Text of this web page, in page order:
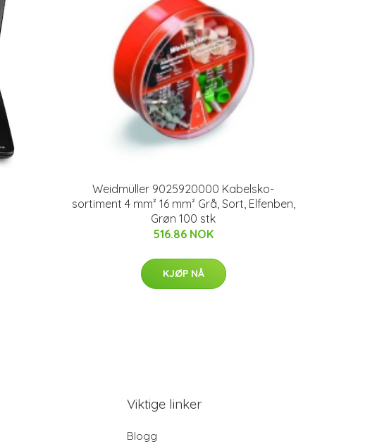
Weidmüller 9025920000 Kabelsko-
sortiment 4 mm² 16 mm² Grå, Sort, Elfenben,
Grøn 100 stk
516.86 NOK
KJØP NÅ
Viktige linker
Blogg